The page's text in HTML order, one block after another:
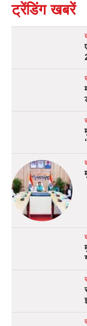
ट्रेंडिंग खबरें